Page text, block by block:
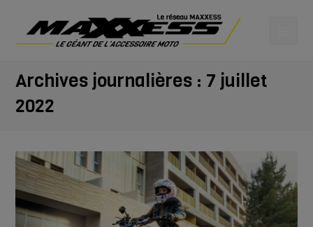
Archives journalières : 7 juillet
2022